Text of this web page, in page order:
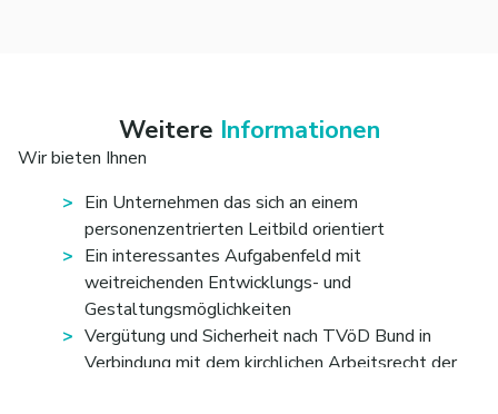
Weitere Informationen
Wir bieten Ihnen
Ein Unternehmen das sich an einem
personenzentrierten Leitbild orientiert
Ein interessantes Aufgabenfeld mit
weitreichenden Entwicklungs- und
Gestaltungsmöglichkeiten
Vergütung und Sicherheit nach TVöD Bund in
Verbindung mit dem kirchlichen Arbeitsrecht der